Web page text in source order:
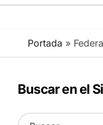
Portada »
Buscar en el
B